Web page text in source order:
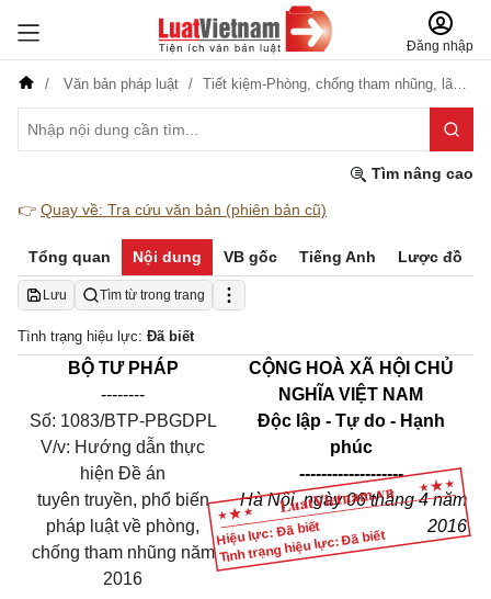
Đăng nhập
Văn bản pháp luật Tiết kiệm-Phòng, chống tham nhũng, lãng phí
Tìm nâng cao
👉 Quay về: Tra cứu văn bản (phiên bản cũ)
Tổng quan Nội dung VB gốc Tiếng Anh Lược đồ
Lưu Tìm từ trong trang
Tình trạng hiệu lực: Đã biết
Hiệu lực: Đã biết
Tình trạng hiệu lực: Đã biết
BỘ TƯ PHÁP
--------
Số: 1083/BTP-PBGDPL
V/v: Hướng dẫn thực
hiện Đề án
tuyên truyền, phổ biến
pháp luật về phòng,
chống tham nhũng năm
2016
CỘNG HOÀ XÃ HỘI CHỦ
NGHĨA VIỆT NAM
Độc lập - Tự do - Hạnh
phúc
-------------------
Hà Nội, ngày06tháng4năm
2016